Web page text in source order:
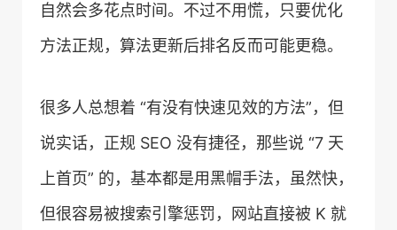
自然会多花点时间。不过不用慌，只要优化
方法正规，算法更新后排名反而可能更稳。
很多人总想着 “有没有快速见效的方法”，但
说实话，正规 SEO 没有捷径，那些说 “7 天
上首页” 的，基本都是用黑帽手法，虽然快，
但很容易被搜索引擎惩罚，网站直接被 K 就